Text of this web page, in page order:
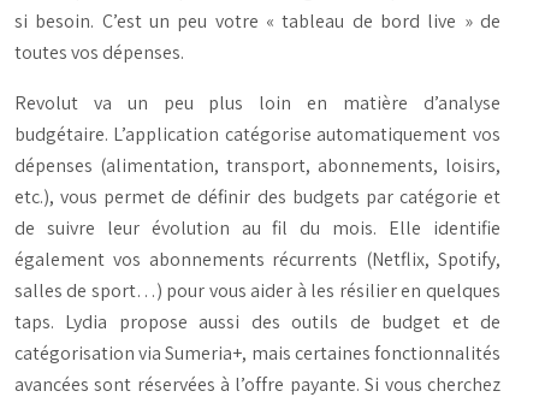
si besoin. C’est un peu votre « tableau de bord live » de
toutes vos dépenses.
Revolut va un peu plus loin en matière d’analyse
budgétaire. L’application catégorise automatiquement vos
dépenses (alimentation, transport, abonnements, loisirs,
etc.), vous permet de définir des budgets par catégorie et
de suivre leur évolution au fil du mois. Elle identifie
également vos abonnements récurrents (Netflix, Spotify,
salles de sport…) pour vous aider à les résilier en quelques
taps. Lydia propose aussi des outils de budget et de
catégorisation via Sumeria+, mais certaines fonctionnalités
avancées sont réservées à l’offre payante. Si vous cherchez